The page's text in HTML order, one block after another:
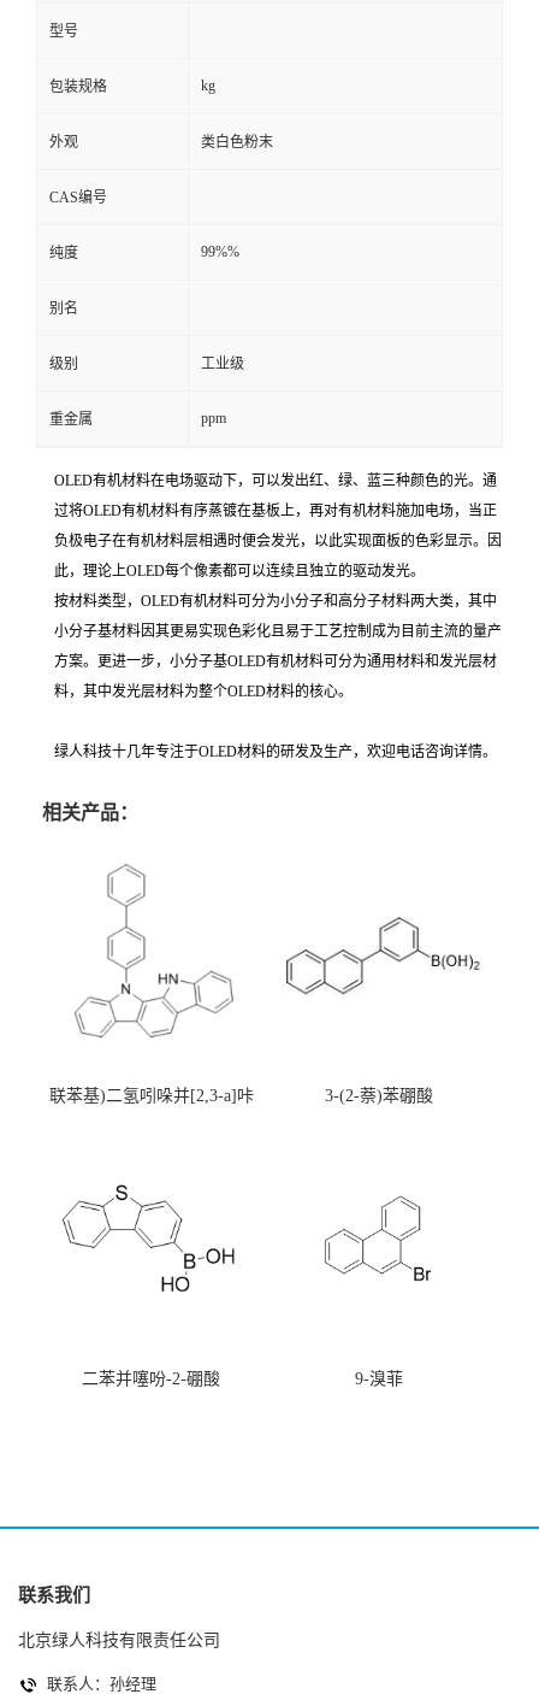
型号
包装规格 kg
外观 类白色粉末
CAS编号
纯度 99%%
别名
级别 工业级
重金属 ppm
OLED有机材料在电场驱动下，可以发出红、绿、蓝三种颜色的光。通
过将OLED有机材料有序蒸镀在基板上，再对有机材料施加电场，当正
负极电子在有机材料层相遇时便会发光，以此实现面板的色彩显示。因
此，理论上OLED每个像素都可以连续且独立的驱动发光。
按材料类型，OLED有机材料可分为小分子和高分子材料两大类，其中
小分子基材料因其更易实现色彩化且易于工艺控制成为目前主流的量产
方案。更进一步，小分子基OLED有机材料可分为通用材料和发光层材
料，其中发光层材料为整个OLED材料的核心。
绿人科技十几年专注于OLED材料的研发及生产，欢迎电话咨询详情。
相关产品：
联苯基)二氢吲哚并[2,3-a]咔
3-(2-萘)苯硼酸
二苯并噻吩-2-硼酸 9-溴菲
联系我们
北京绿人科技有限责任公司
联系人：孙经理